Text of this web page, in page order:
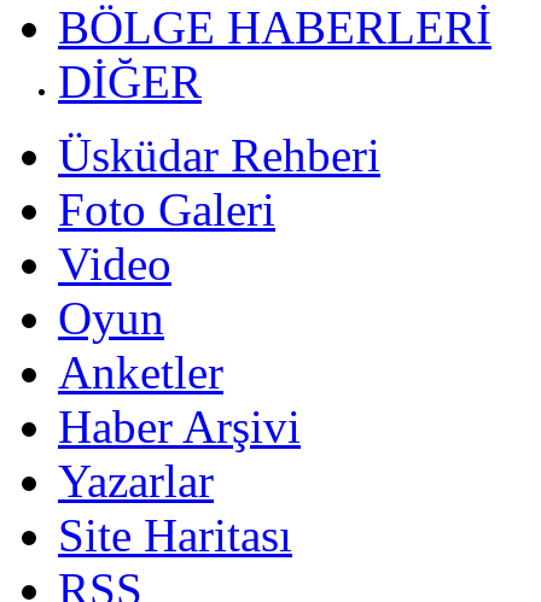
BÖLGE HABERLERİ
DİĞER
Üsküdar Rehberi
Foto Galeri
Video
Oyun
Anketler
Haber Arşivi
Yazarlar
Site Haritası
RSS